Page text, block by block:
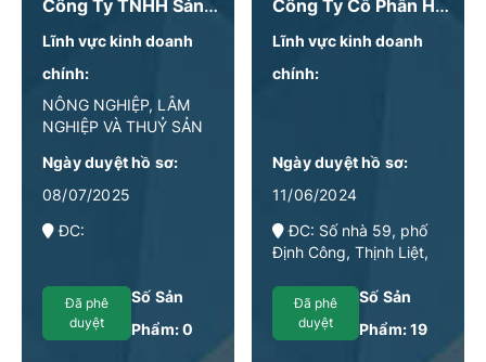
Công Ty TNHH Sản Xuất, Thương Mại Và Dịch Vụ Bánh Bao Phúc Hưng
Lĩnh vực kinh doanh
chính:
NÔNG NGHIỆP, LÂM
NGHIỆP VÀ THUỶ SẢN
Ngày duyệt hồ sơ:
08/07/2025
ĐC:
Đã phê
duyệt
Số Sản
Phẩm:0
Công Ty Cổ Phần HANHSILK
Lĩnh vực kinh doanh
chính:
Ngày duyệt hồ sơ:
11/06/2024
ĐC: Số nhà 59, phố
Định Công, Thịnh Liệt,
Đã phê
duyệt
Số Sản
Phẩm:19